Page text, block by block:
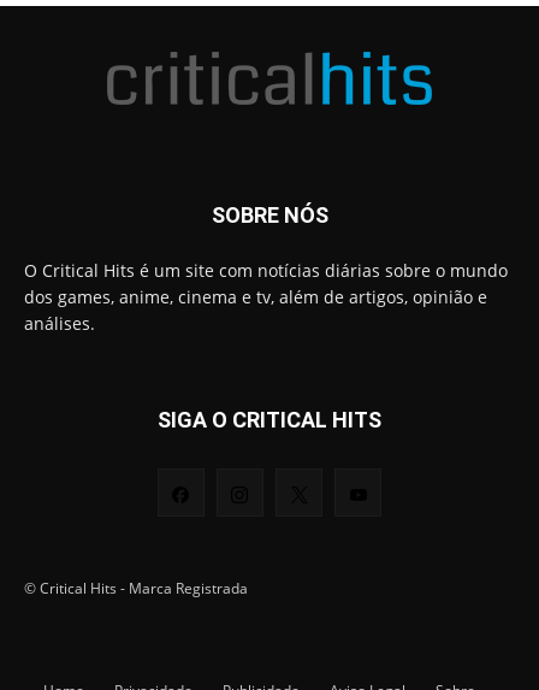
SOBRE NÓS
O Critical Hits é um site com notícias diárias sobre o mundo
dos games, anime, cinema e tv, além de artigos, opinião e
análises.
SIGA O CRITICAL HITS
© Critical Hits - Marca Registrada